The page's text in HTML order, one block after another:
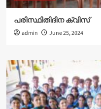
പരിസ്ഥിതിദിന ക്വിസ്
admin June 25, 2024